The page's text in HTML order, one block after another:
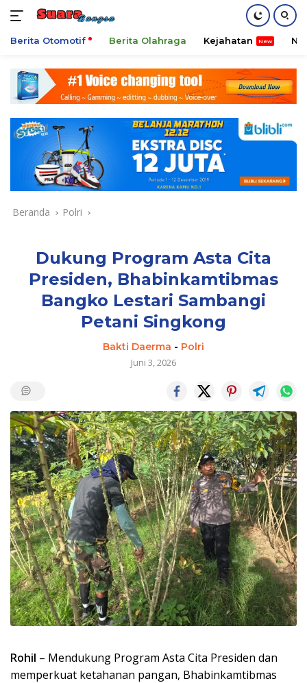
konten
Berita Otomotif Berita Olahraga Kejahatan
Beranda Polri
Dukung Program Asta Cita
Presiden, Bhabinkamtibmas
Bangko Lestari Sambangi
Petani Singkong
Bakti Daerma - Polri
Juni 3, 2026
Rohil – Mendukung Program Asta Cita Presiden dan
memperkuat ketahanan pangan, Bhabinkamtibmas